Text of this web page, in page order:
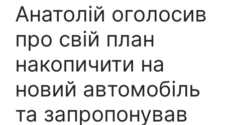
Анатолій оголосив
про свій план
накопичити на
новий автомобіль
та запропонував